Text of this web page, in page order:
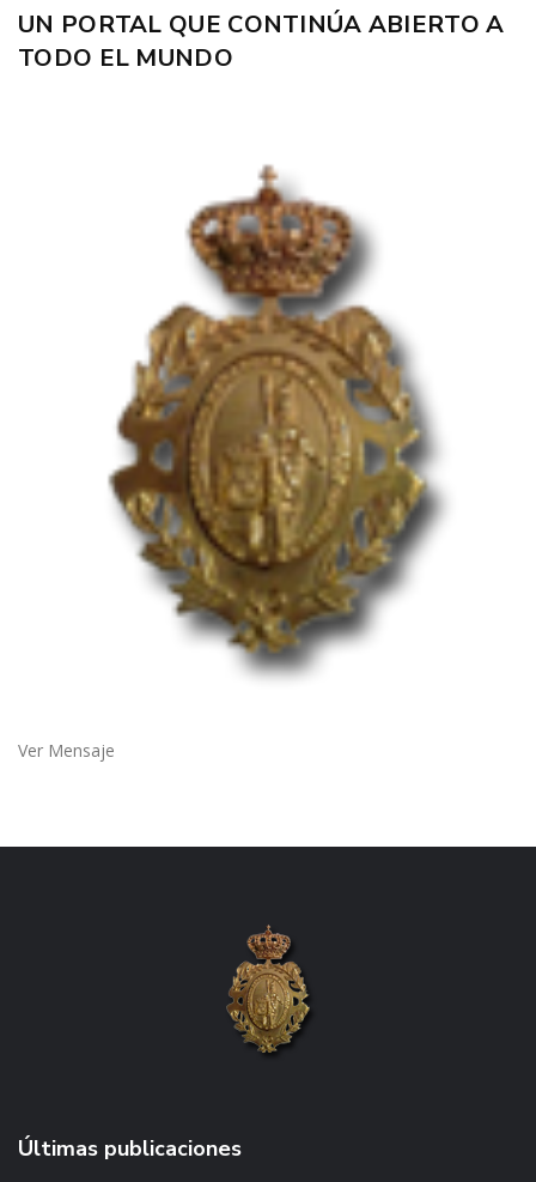
UN PORTAL QUE CONTINÚA ABIERTO A
TODO EL MUNDO
Ver Mensaje
Últimas publicaciones